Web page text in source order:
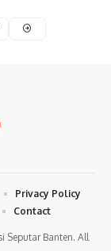
Seputar Banten. All
Privacy Policy
Contact